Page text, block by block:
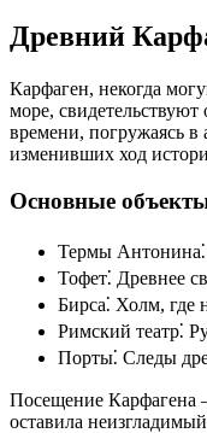
Древний
Карфаген, некогда
море,
времени, погружаясь
изменивших ход
Основные
Термы
Тофет⁚ Древнее
Бирса⁚ Холм, где
Римский театр⁚
Порты⁚ Следы
Посещение Карфагена
оставила